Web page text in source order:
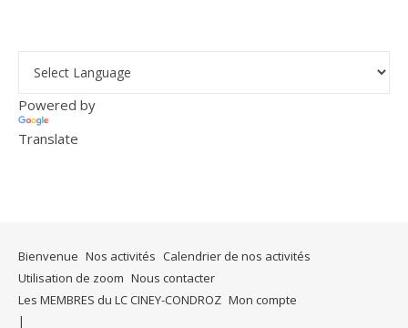
Powered by
Translate
Bienvenue Nos activités Calendrier de nos activités
Utilisation de zoom Nous contacter
Les MEMBRES du LC CINEY-CONDROZ Mon compte